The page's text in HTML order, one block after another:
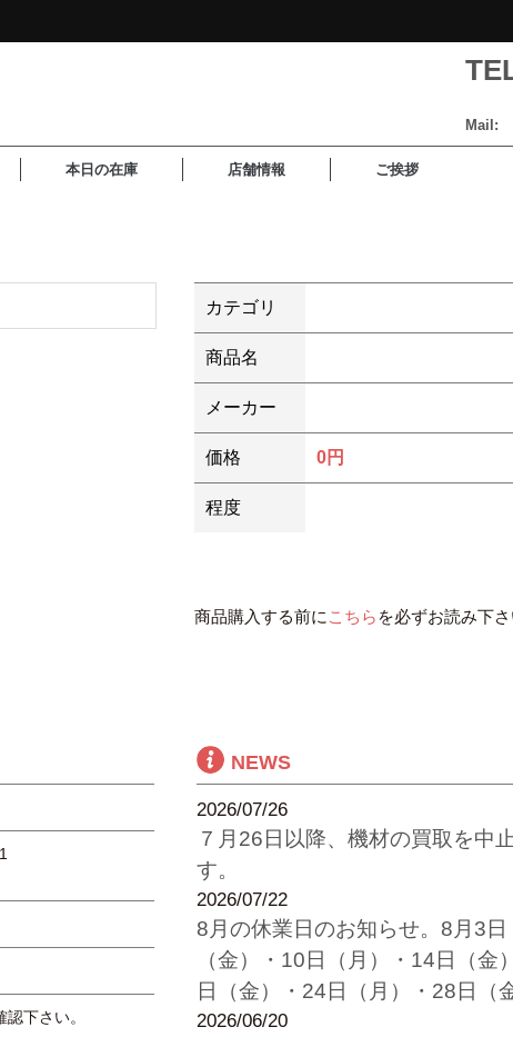
Mail:
本日の在庫 店舗情報 ご挨拶
カテゴリ
商品名
メーカー
価格 0円
程度
商品購入する前に こちら を必ずお読み下さ
下さい。
NEWS
2026/07/26
７月26日以降、機材の買取を中
す。
2026/07/22
8月の休業日のお知らせ。8月3日
（金）・10日（月）・14日（金
日（金）・24日（月）・28日（
2026/06/20